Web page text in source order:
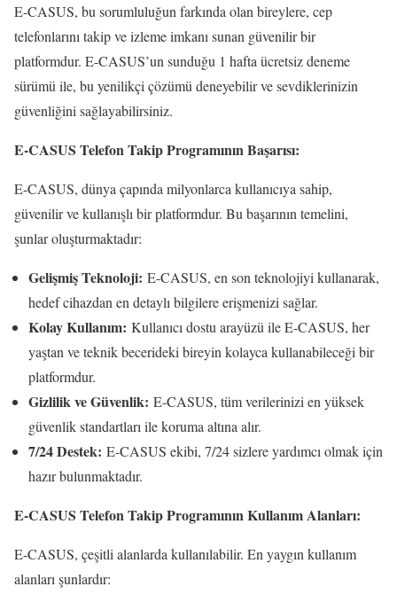
E-CASUS, bu sorumluluğun farkında olan bireylere, cep
telefonlarını takip ve izleme imkanı sunan güvenilir bir
platformdur. E-CASUS’un sunduğu 1 hafta ücretsiz deneme
sürümü ile, bu yenilikçi çözümü deneyebilir ve sevdiklerinizin
güvenliğini sağlayabilirsiniz.
E-CASUS Telefon Takip Programının Başarısı:
E-CASUS, dünya çapında milyonlarca kullanıcıya sahip,
güvenilir ve kullanışlı bir platformdur. Bu başarının temelini,
şunlar oluşturmaktadır:
Gelişmiş Teknoloji: E-CASUS, en son teknolojiyi kullanarak,
hedef cihazdan en detaylı bilgilere erişmenizi sağlar.
Kolay Kullanım: Kullanıcı dostu arayüzü ile E-CASUS, her
yaştan ve teknik becerideki bireyin kolayca kullanabileceği bir
platformdur.
Gizlilik ve Güvenlik: E-CASUS, tüm verilerinizi en yüksek
güvenlik standartları ile koruma altına alır.
7/24 Destek: E-CASUS ekibi, 7/24 sizlere yardımcı olmak için
hazır bulunmaktadır.
E-CASUS Telefon Takip Programının Kullanım Alanları:
E-CASUS, çeşitli alanlarda kullanılabilir. En yaygın kullanım
alanları şunlardır: